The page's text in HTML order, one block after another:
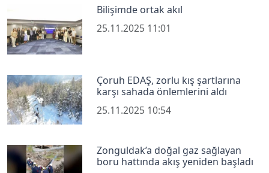
Bilişimde ortak akıl
25.11.2025 11:01
Çoruh EDAŞ, zorlu kış şartlarına
karşı sahada önlemlerini aldı
25.11.2025 10:54
Zonguldak’a doğal gaz sağlayan
boru hattında akış yeniden başladı